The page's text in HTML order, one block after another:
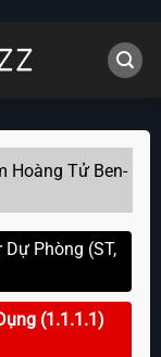
Hoàng Tử Ben-
Dự Phòng (ST,
(1.1.1.1)